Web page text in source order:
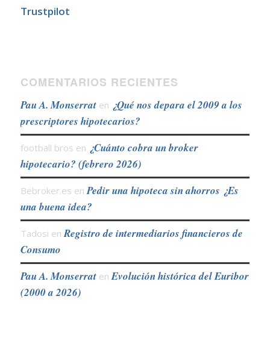
Trustpilot
COMENTARIOS RECIENTES
Pau A. Monserraten ¿Qué nos depara el 2009 a los
prescriptores hipotecarios?
football bros en ¿Cuánto cobra un broker
hipotecario? (febrero 2026)
Bebroker.es en Pedir una hipoteca sin ahorros ¿Es
una buena idea?
Tadosi en Registro de intermediarios financieros de
Consumo
Pau A. Monserraten Evolución histórica del Euribor
(2000 a 2026)